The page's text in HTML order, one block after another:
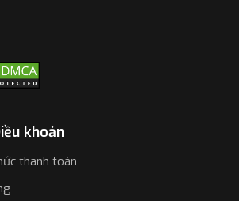
khoản
thanh toán